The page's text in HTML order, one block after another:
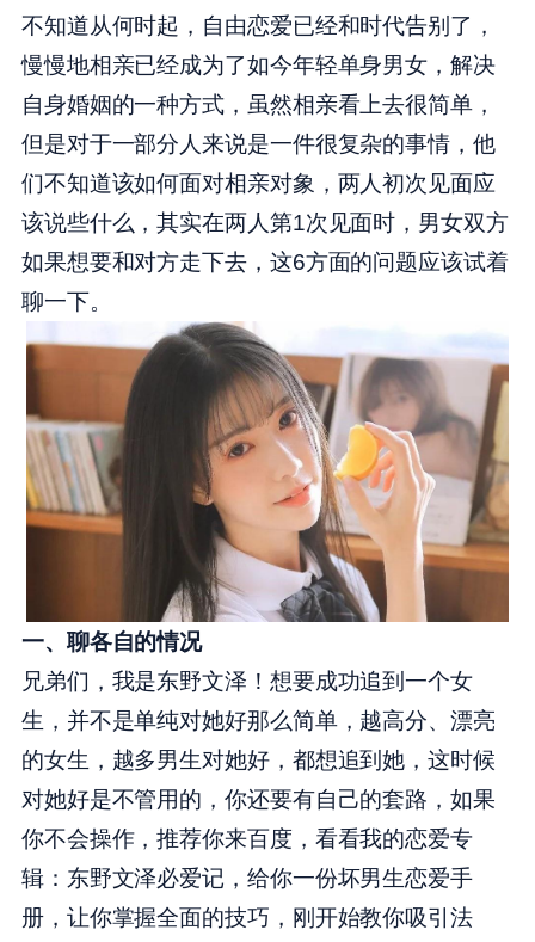
不知道从何时起，自由恋爱已经和时代告别了，
慢慢地相亲已经成为了如今年轻单身男女，解决
自身婚姻的一种方式，虽然相亲看上去很简单，
但是对于一部分人来说是一件很复杂的事情，他
们不知道该如何面对相亲对象，两人初次见面应
该说些什么，其实在两人第1次见面时，男女双方
如果想要和对方走下去，这6方面的问题应该试着
聊一下。
一、聊各自的情况
兄弟们，我是东野文泽！想要成功追到一个女
生，并不是单纯对她好那么简单，越高分、漂亮
的女生，越多男生对她好，都想追到她，这时候
对她好是不管用的，你还要有自己的套路，如果
你不会操作，推荐你来百度，看看我的恋爱专
辑：东野文泽必爱记，给你一份坏男生恋爱手
册，让你掌握全面的技巧，刚开始教你吸引法